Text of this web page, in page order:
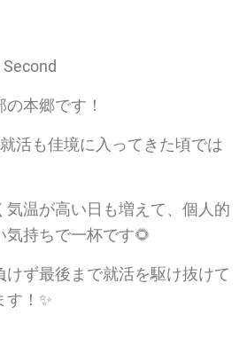
Second
本郷です！
活も佳境に入ってきた頃では
気温が高い日も増えて、個人的
気持ちで一杯です🌻
けず最後まで就活を駆け抜けて
す！✨